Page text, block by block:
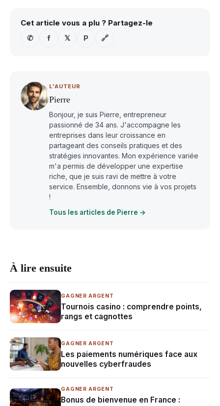
Cet article vous a plu ? Partagez-le
✆
f 𝕏 P 🔗
L'AUTEUR
Pierre
Bonjour, je suis Pierre, entrepreneur
passionné de 34 ans. J'accompagne les
entreprises dans leur croissance en
partageant des conseils pratiques et des
stratégies innovantes. Mon expérience variée
m'a permis de développer une expertise
riche, que je suis ravi de mettre à votre
service. Ensemble, donnons vie à vos projets
!
Tous les articles de Pierre →
À lire ensuite
GAGNER ARGENT
Tournois casino : comprendre points,
rangs et cagnottes
GAGNER ARGENT
Les paiements numériques face aux
nouvelles cyberfraudes
GAGNER ARGENT
Bonus de bienvenue en France :